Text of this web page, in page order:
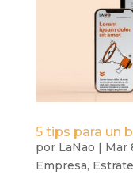
5 tips para un
por LaNao | Mar
Empresa,